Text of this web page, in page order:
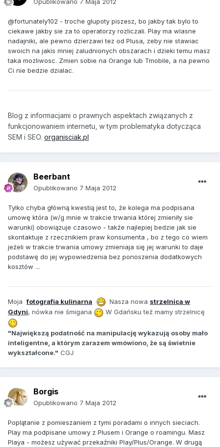
@fortunately102 - troche glupoty piszesz, bo jakby tak bylo to
ciekawe jakby sie za to operatorzy rozliczali. Play ma wlasne
nadajniki, ale pewno dzierzawi tez od Plusa, zeby nie stawiac
swoich na jakis mniej zaludnionych obszarach i dzieki temu masz
taka mozliwosc. Zmien sobie na Orange lub Tmobile, a na pewno
Ci nie bedzie dzialac.
Blog z informacjami o prawnych aspektach związanych z
funkcjonowaniem internetu, w tym problematyka dotycząca
SEM i SEO. organisciak.pl
Beerbant
Opublikowano 7 Maja 2012
Tylko chyba główną kwestią jest to, że kolega ma podpisana
umowę która (w/g mnie w trakcie trwania której zmieniły sie
warunki) obowiązuje czasowo - także najlepiej bedzie jak sie
skontaktuje z rzecznikiem praw konsumenta , bo z tego co wiem
jeżeli w trakcie trwania umowy zmieniaja się jej warunki to daje
podstawę do jej wypowiedzenia bez ponoszenia dodatkowych
kosztów ...
Mojafotografia kulinarna Nasza nowa strzelnica w
Gdyni, nówka nie śmigana W Gdańsku też mamy strzelnicę
"Największą podatność na manipulację wykazują osoby mało
inteligentne, a którym zarazem wmówiono, że są świetnie
wykształcone." CGJ
Borgis
Opublikowano 7 Maja 2012
Poplątanie z pomieszaniem z tymi poradami o innych sieciach.
Play ma podpisane umowy z Plusem i Orange o roamingu. Masz
Playa - możesz używać przekaźniki Play/Plus/Orange. W drugą